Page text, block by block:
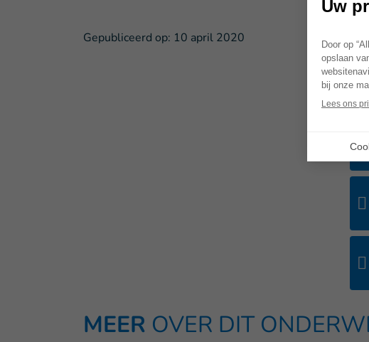
Gepubliceerd op: 10 april 2020
MEER OVER DIT